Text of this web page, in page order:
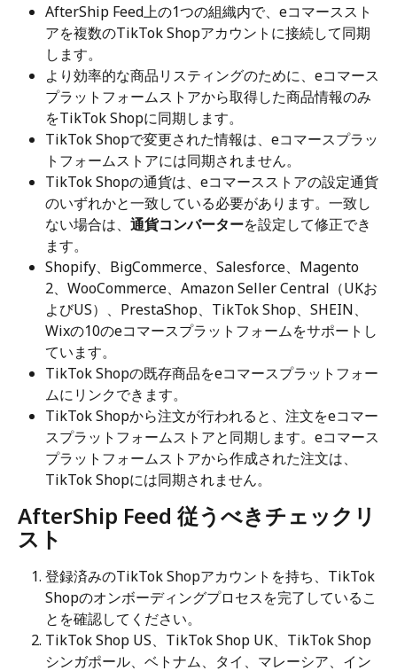
AfterShip Feed上の1つの組織内で、eコマーススト
アを複数のTikTok Shopアカウントに接続して同期
します。
より効率的な商品リスティングのために、eコマース
プラットフォームストアから取得した商品情報のみ
をTikTok Shopに同期します。
TikTok Shopで変更された情報は、eコマースプラッ
トフォームストアには同期されません。
TikTok Shopの通貨は、eコマースストアの設定通貨
のいずれかと一致している必要があります。一致し
ない場合は、 通貨コンバーターを設定して修正でき
ます。
Shopify、BigCommerce、Salesforce、Magento
2、WooCommerce、Amazon Seller Central（UKお
よびUS）、PrestaShop、TikTok Shop、SHEIN、
Wixの10のeコマースプラットフォームをサポートし
ています。
TikTok Shopの既存商品をeコマースプラットフォー
ムにリンクできます。
TikTok Shopから注文が行われると、注文をeコマー
スプラットフォームストアと同期します。eコマース
プラットフォームストアから作成された注文は、
TikTok Shopには同期されません。
AfterShip Feed 従うべきチェックリ
スト
登録済みのTikTok Shopアカウントを持ち、TikTok
Shopのオンボーディングプロセスを完了しているこ
とを確認してください。
TikTok Shop US、TikTok Shop UK、TikTok Shop
シンガポール、ベトナム、タイ、マレーシア、イン